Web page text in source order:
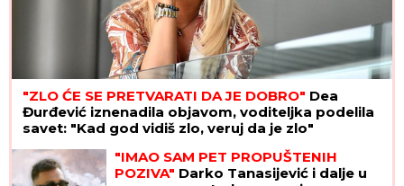
"ZLO ĆE SE PRETVARATI DA JE DOBRO" Dea
Đurđević iznenadila objavom, voditeljka podelila
savet: "Kad god vidiš zlo, veruj da je zlo"
"IMAO SAM PET PROPUŠTENIH
POZIVA" Darko Tanasijević i dalje u